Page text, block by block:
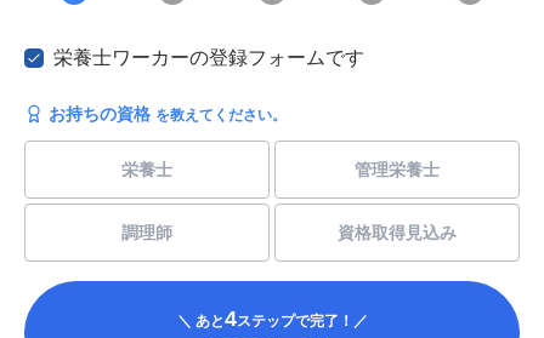
栄養士ワーカーの登録フォームです
お持ちの資格 を教えてください。
栄養士 管理栄養士
調理師 資格取得見込み
＼ あと4ステップで完了！／